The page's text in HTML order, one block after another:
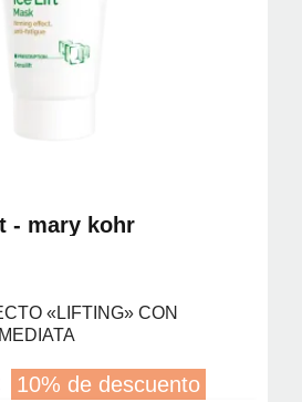
- mary kohr
«LIFTING» CON
10% de descuento